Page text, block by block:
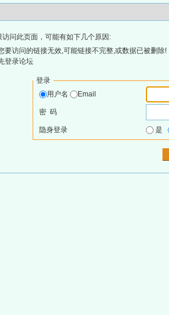
问此页面，可能有如下几个原因:
要访问的链接无效,可能链接不完整,或数据已被删除!
登录论坛
登录
用户名
Email
密 码
隐身登录 是